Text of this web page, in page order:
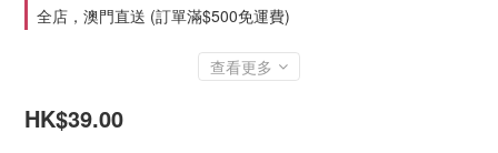
全店，澳門直送 (訂單滿$500免運費)
查看更多
HK$39.00